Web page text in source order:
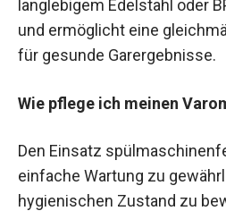
langlebigem Edelstahl oder
und ermöglicht eine
für gesunde Garergebnisse.
Wie pflege ich meinen
Den Einsatz
einfache Wartung zu
hygienischen Zustand zu